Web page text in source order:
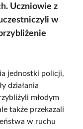
Uczniowie z
w
jednostki policji,
działania
młodym
także przekazali
w ruchu